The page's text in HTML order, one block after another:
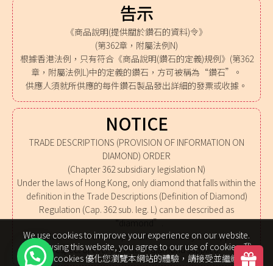
告示
《商品說明(提供關於鑽石的資料)令》
(第362章，附屬法例N)
根據香港法例，只有符合《商品說明(鑽石的定義)規例》(第362
章，附屬法例L)中的定義的鑽石，方可被稱為“鑽石”。
供應人須就所供應的每件鑽石製品發出詳細的發票或收據。
NOTICE
TRADE DESCRIPTIONS (PROVISION OF INFORMATION ON
DIAMOND) ORDER
(Chapter 362 subsidiary legislation N)
Under the laws of Hong Kong, only diamond that falls within the
definition in the Trade Descriptions (Definition of Diamond)
Regulation (Cap. 362 sub. leg. L) can be described as
“diamond”.
A detailed invoice or receipt shall be issued by the supplier in
respect of every article of diamond supplied.
We use cookies to improve your experience on our website.
By browsing this website, you agree to our use of cookies. 我
們使用 cookies 優化您瀏覽本網站的體驗，請接受並繼續瀏